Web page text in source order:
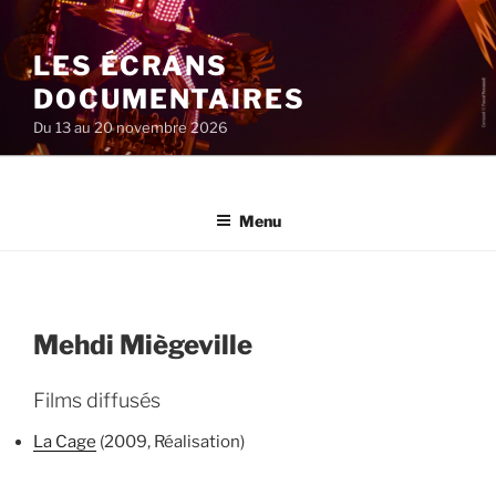
au
contenu
principal
LES ÉCRANS
DOCUMENTAIRES
Du 13 au 20 novembre 2026
Menu
Mehdi Miègeville
Films diffusés
La Cage (2009, Réalisation)